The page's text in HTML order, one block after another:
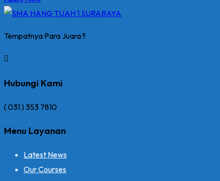
Tempatnya Para Juara !!
Hubungi Kami
( 031 ) 353 7810
Menu Layanan
Latest News
Our Courses